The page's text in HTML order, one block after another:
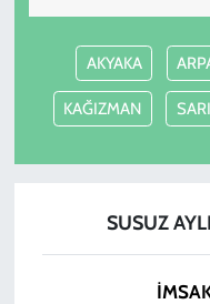
AKYAKA
KAĞIZMAN
SUSUZ